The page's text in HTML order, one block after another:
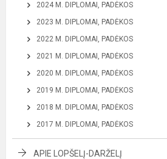
2024 M. DIPLOMAI, PADĖKOS
2023 M. DIPLOMAI, PADĖKOS
2022 M. DIPLOMAI, PADĖKOS
2021 M. DIPLOMAI, PADĖKOS
2020 M. DIPLOMAI, PADĖKOS
2019 M. DIPLOMAI, PADĖKOS
2018 M. DIPLOMAI, PADĖKOS
2017 M. DIPLOMAI, PADĖKOS
APIE LOPŠELĮ-DARŽELĮ